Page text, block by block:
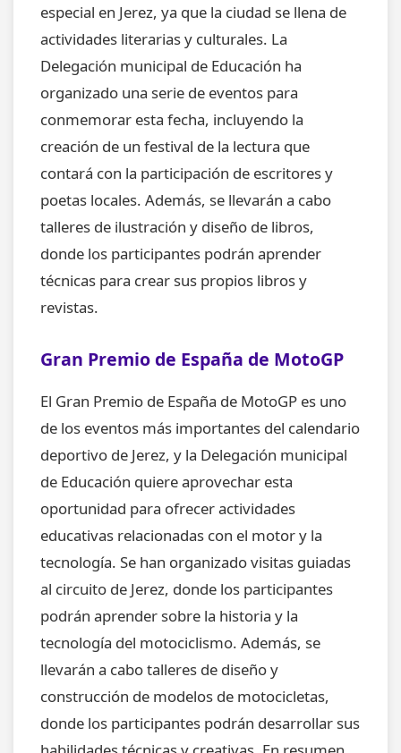
especial en Jerez, ya que la ciudad se llena de
actividades literarias y culturales. La
Delegación municipal de Educación ha
organizado una serie de eventos para
conmemorar esta fecha, incluyendo la
creación de un festival de la lectura que
contará con la participación de escritores y
poetas locales. Además, se llevarán a cabo
talleres de ilustración y diseño de libros,
donde los participantes podrán aprender
técnicas para crear sus propios libros y
revistas.
Gran Premio de España de MotoGP
El Gran Premio de España de MotoGP es uno
de los eventos más importantes del calendario
deportivo de Jerez, y la Delegación municipal
de Educación quiere aprovechar esta
oportunidad para ofrecer actividades
educativas relacionadas con el motor y la
tecnología. Se han organizado visitas guiadas
al circuito de Jerez, donde los participantes
podrán aprender sobre la historia y la
tecnología del motociclismo. Además, se
llevarán a cabo talleres de diseño y
construcción de modelos de motocicletas,
donde los participantes podrán desarrollar sus